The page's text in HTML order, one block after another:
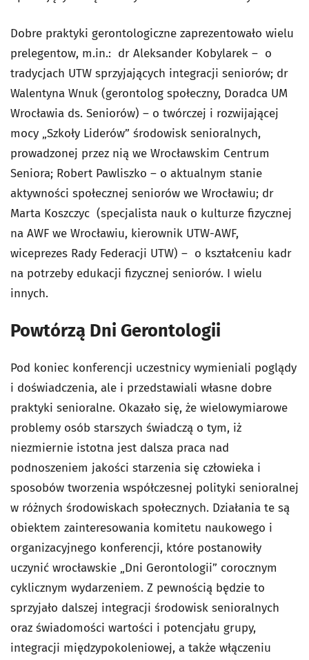
Dobre praktyki gerontologiczne zaprezentowało wielu
prelegentow, m.in.: dr Aleksander Kobylarek – o
tradycjach UTW sprzyjających integracji seniorów; dr
Walentyna Wnuk (gerontolog społeczny, Doradca UM
Wrocławia ds. Seniorów) – o twórczej i rozwijającej
mocy „Szkoły Liderów” środowisk senioralnych,
prowadzonej przez nią we Wrocławskim Centrum
Seniora; Robert Pawliszko – o aktualnym stanie
aktywności społecznej seniorów we Wrocławiu; dr
Marta Koszczyc (specjalista nauk o kulturze fizycznej
na AWF we Wrocławiu, kierownik UTW-AWF,
wiceprezes Rady Federacji UTW) – o kształceniu kadr
na potrzeby edukacji fizycznej seniorów. I wielu
innych.
Powtórzą Dni Gerontologii
Pod koniec konferencji uczestnicy wymieniali poglądy
i doświadczenia, ale i przedstawiali własne dobre
praktyki senioralne. Okazało się, że wielowymiarowe
problemy osób starszych świadczą o tym, iż
niezmiernie istotna jest dalsza praca nad
podnoszeniem jakości starzenia się człowieka i
sposobów tworzenia współczesnej polityki senioralnej
w różnych środowiskach społecznych. Działania te są
obiektem zainteresowania komitetu naukowego i
organizacyjnego konferencji, które postanowiły
uczynić wrocławskie „Dni Gerontologii” corocznym
cyklicznym wydarzeniem. Z pewnością będzie to
sprzyjało dalszej integracji środowisk senioralnych
oraz świadomości wartości i potencjału grupy,
integracji międzypokoleniowej, a także włączeniu